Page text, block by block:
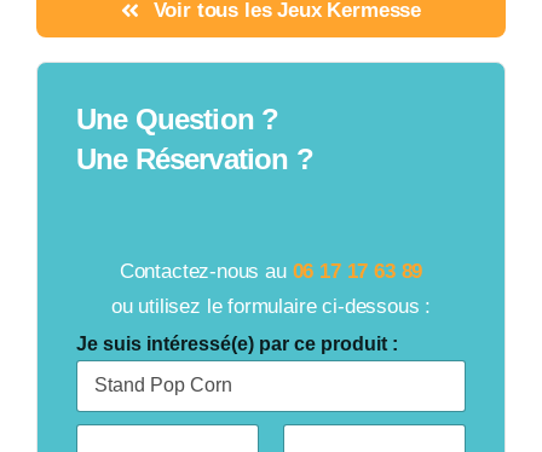
Voir tous les Jeux Kermesse
Une Question ?
Une Réservation ?
Contactez-nous au 06 17 17 63 89
ou utilisez le formulaire ci-dessous :
Je suis intéressé(e) par ce produit :
C